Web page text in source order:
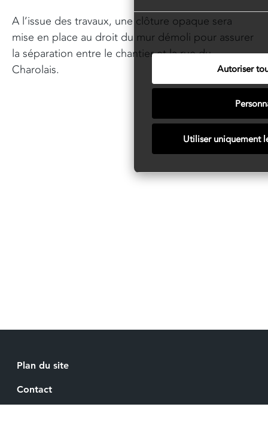
Autoriser
Utiliser uniquement
A l’issue des travaux, une clôture opaque sera
mise en place au droit du mur démoli pour assurer
la séparation entre le chantier et la rue du
Charolais.
Plan du site
Contact